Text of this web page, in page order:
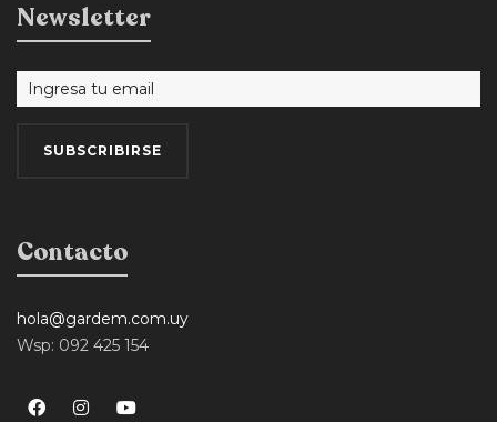
Newsletter
Contacto
hola@gardem.com.uy
Wsp: 092 425 154